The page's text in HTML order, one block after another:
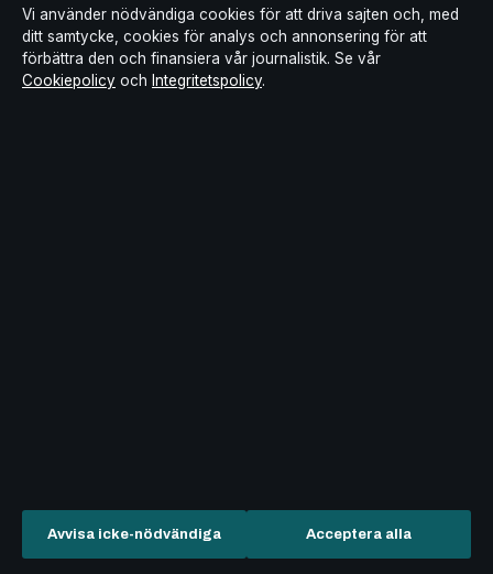
FÖRTROENDE &
STANDARDER
namngiven byline, granskas av en redaktör och faktagranskas
innan publicering.
Vi använder nödvändiga cookies för att driva sajten och, med
ditt samtycke, cookies för analys och annonsering för att
förbättra den och finansiera vår journalistik. Se vår
Cookiepolicy och Integritetspolicy.
Avvisa icke-nödvändiga Acceptera alla